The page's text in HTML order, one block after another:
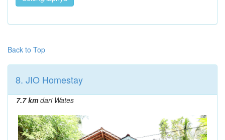
Back to Top
8. JIO Homestay
7.7 kmdari Wates